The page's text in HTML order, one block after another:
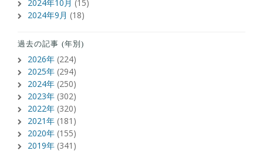
2024年10月 (15)
2024年9月 (18)
過去の記事 (年別)
2026年 (224)
2025年 (294)
2024年 (250)
2023年 (302)
2022年 (320)
2021年 (181)
2020年 (155)
2019年 (341)